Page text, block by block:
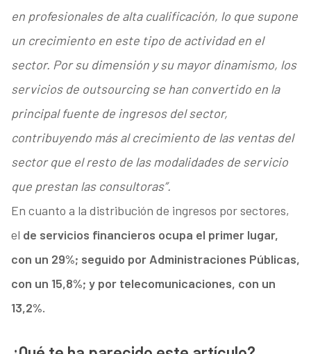
en profesionales de alta cualificación, lo que supone
un crecimiento en este tipo de actividad en el
sector. Por su dimensión y su mayor dinamismo, los
servicios de outsourcing se han convertido en la
principal fuente de ingresos del sector,
contribuyendo más al crecimiento de las ventas del
sector que el resto de las modalidades de servicio
que prestan las consultoras”.
En cuanto a la distribución de ingresos por sectores,
el de servicios financieros ocupa el primer lugar,
con un 29%; seguido por Administraciones Públicas,
con un 15,8%; y por telecomunicaciones, con un
13,2%.